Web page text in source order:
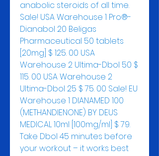
anabolic steroids of all time.
Sale! USA Warehouse 1 Pro®-
Dianabol 20 Beligas
Pharmaceutical 50 tablets
[20mg] $ 125. 00 USA
Warehouse 2 Ultima-Dbol 50 $
115. 00 USA Warehouse 2
Ultima-Dbol 25 $ 75. 00 Sale! EU
Warehouse 1 DIANAMED 100
(METHANDIENONE) BY DEUS
MEDICAL 10ml [100mg/ml] $ 79.
Take Dbol 45 minutes before
your workout – it works best